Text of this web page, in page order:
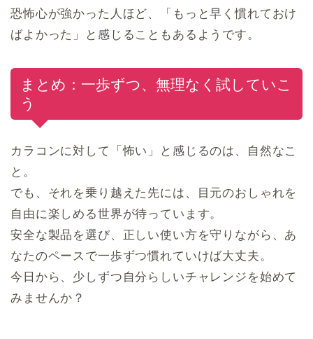
恐怖心が強かった人ほど、「もっと早く慣れておけ
ばよかった」と感じることもあるようです。
まとめ：一歩ずつ、無理なく試していこ
う
カラコンに対して「怖い」と感じるのは、自然なこ
と。
でも、それを乗り越えた先には、目元のおしゃれを
自由に楽しめる世界が待っています。
安全な製品を選び、正しい使い方を守りながら、あ
なたのペースで一歩ずつ慣れていけば大丈夫。
今日から、少しずつ自分らしいチャレンジを始めて
みませんか？